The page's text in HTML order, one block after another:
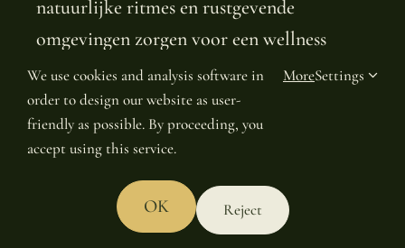
natuurlijke ritmes en rustgevende
omgevingen zorgen voor een wellness
retraite van een hele dag. Geniet van onze
zorgvuldig samengestelde therapieën,
biohacks of contactloze behandelingen en
ontspanningsruimtes die zijn ontworpen
om balans en vernieuwing te bevorderen.
Gift Voucher
We use cookies and analysis software in
order to design our website as user-
friendly as possible. By proceeding, you
accept using this service.
MoreSettings
OK Reject